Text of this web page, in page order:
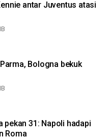
antar Juventus atasi
Bologna bekuk
pekan 31: Napoli hadapi
Roma